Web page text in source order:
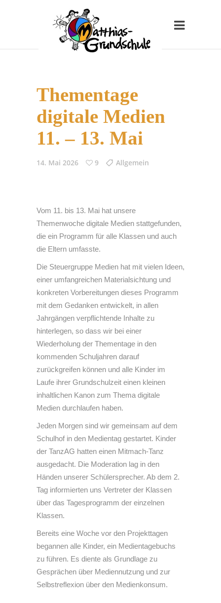
Thementage
digitale Medien
11. – 13. Mai
14. Mai 2026 9 Allgemein
Vom 11. bis 13. Mai hat unsere
Themenwoche digitale Medien stattgefunden,
die ein Programm für alle Klassen und auch
die Eltern umfasste.
Die Steuergruppe Medien hat mit vielen Ideen,
einer umfangreichen Materialsichtung und
konkreten Vorbereitungen dieses Programm
mit dem Gedanken entwickelt, in allen
Jahrgängen verpflichtende Inhalte zu
hinterlegen, so dass wir bei einer
Wiederholung der Thementage in den
kommenden Schuljahren darauf
zurückgreifen können und alle Kinder im
Laufe ihrer Grundschulzeit einen kleinen
inhaltlichen Kanon zum Thema digitale
Medien durchlaufen haben.
Jeden Morgen sind wir gemeinsam auf dem
Schulhof in den Medientag gestartet. Kinder
der TanzAG hatten einen Mitmach-Tanz
ausgedacht. Die Moderation lag in den
Händen unserer Schülersprecher. Ab dem 2.
Tag informierten uns Vertreter der Klassen
über das Tagesprogramm der einzelnen
Klassen.
Bereits eine Woche vor den Projekttagen
begannen alle Kinder, ein Medientagebuchs
zu führen. Es diente als Grundlage zu
Gesprächen über Mediennutzung und zur
Selbstreflexion über den Medienkonsum.